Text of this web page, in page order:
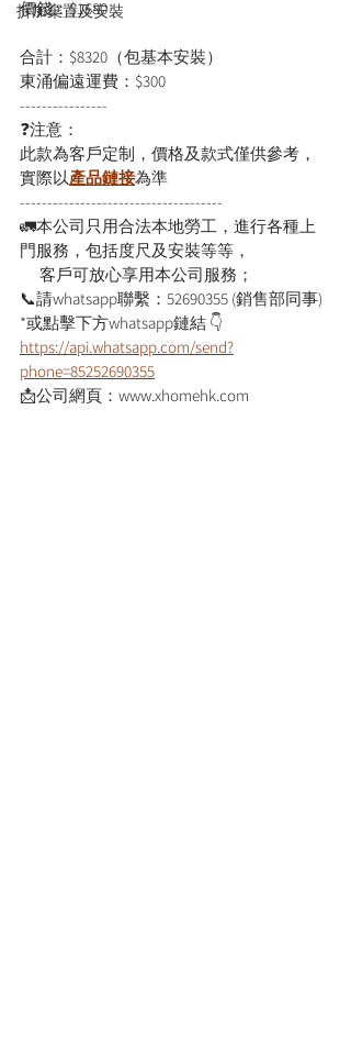
拆加棄置及安裝
價錢：$1680
合計：$8320（包基本安裝）
東涌偏遠運費：$300
----------------
❓注意：
此款為客戶定制，價格及款式僅供參考，
實際以產品鏈接為準
-------------------------------------
🚛本公司只用合法本地勞工，進行各種上
門服務，包括度尺及安裝等等，
客戶可放心享用本公司服務；
📞請whatsapp聯繫：52690355 (銷售部同事)
*或點擊下方whatsapp鏈結 👇
https://api.whatsapp.com/send?
phone=85252690355
📩公司網頁：www.xhomehk.com